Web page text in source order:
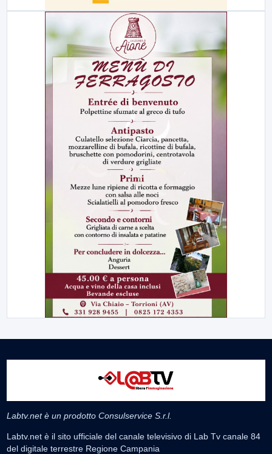
Labtv.net è un prodotto Consulservice S.r.l.
Labtv.net è il sito ufficiale del canale televisivo di Lab Tv canale 84
del digitale terrestre Regione Campania